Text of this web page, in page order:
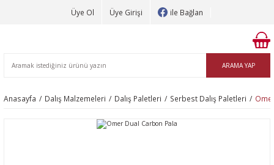
Üye Ol Üye Girişi ile Bağlan
ARAMA YAP
Anasayfa Dalış Malzemeleri Dalış Paletleri Serbest Dalış Paletleri